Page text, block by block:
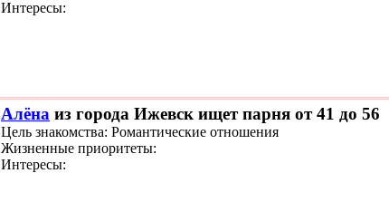
Интересы:
Алёна из города Ижевск ищет парня от 41 до 56
Цель знакомства: Романтические отношения
Жизненные приоритеты:
Интересы: